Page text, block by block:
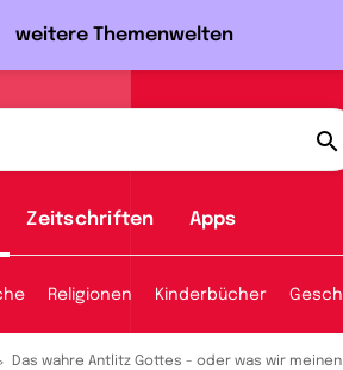
weitere Themenwelten
Zeitschriften Apps
Religionen Kinderbücher
Das wahre Antlitz Gottes - oder was wir